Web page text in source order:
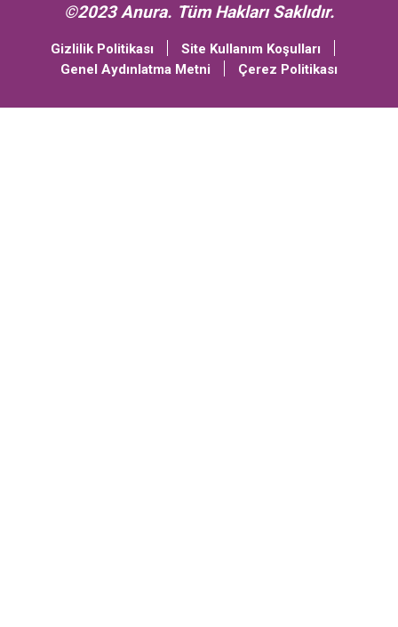
©2023 Anura. Tüm Hakları Saklıdır.
Gizlilik Politikası
Site Kullanım Koşulları
Genel Aydınlatma Metni
Çerez Politikası